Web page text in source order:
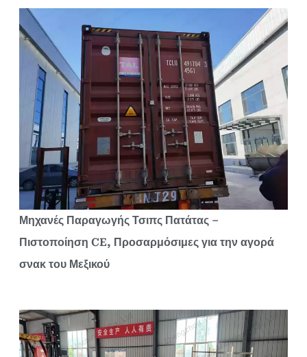
Μηχανές Παραγωγής Τσιπς Πατάτας –
Πιστοποίηση CE, Προσαρμόσιμες για την αγορά
σνακ του Μεξικού